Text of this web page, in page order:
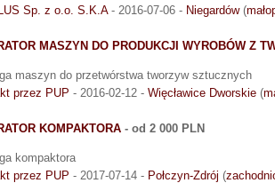
Sp. z o.o. S.K.A- 2016-07-06 - Niegardów(
MASZYN DO PRODUKCJI WYROBÓW Z
maszyn do przetwórstwa tworzyw sztucznych
przez PUP - 2016-02-12 - Więcławice Dworskie (
KOMPAKTORA - od 2 000 PLN
kompaktora
przez PUP - 2017-07-14 - Połczyn-Zdrój (